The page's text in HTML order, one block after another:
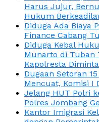
Harus Jujur,
Hukum
Diduga Ada Biaya
Finance Cabang
Diduga Kebal
Munarto di Tuban
Kapolresta
Dugaan Setoran
Mencuat, Komisi I
Jelang HUT Polri
Polres Jombang
Kantor Imigrasi